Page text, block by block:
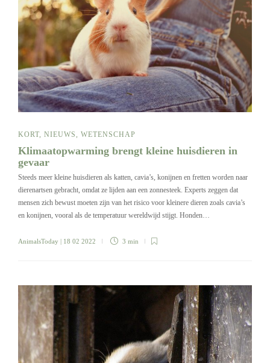
KORT NIEUWS WETENSCHAP
Klimaatopwarming brengt kleine huisdieren in
gevaar
Steeds meer kleine huisdieren als katten, cavia’s, konijnen en fretten worden naar
dierenartsen gebracht, omdat ze lijden aan een zonnesteek. Experts zeggen dat
mensen zich bewust moeten zijn van het risico voor kleinere dieren zoals cavia’s
en konijnen, vooral als de temperatuur wereldwijd stijgt. Honden…
AnimalsToday | 18 02 2022 3 min